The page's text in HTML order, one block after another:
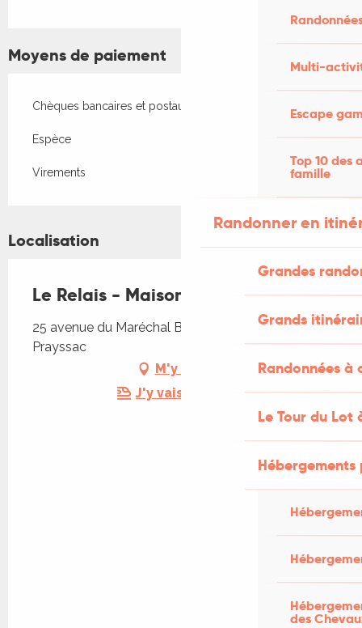
Multi-
Escape
Top 10 des
famille
Randonner en
Grandes
Grands
Randonnées
Le Tour du Lot
des
Moyens de paiement
Chèques bancaires et postaux
Espèce
Virements
Localisation
Le Relais - Maison Famille
25 avenue du Maréchal Bessières, 46220
Prayssac
M'y rendre
J'y vais en train !